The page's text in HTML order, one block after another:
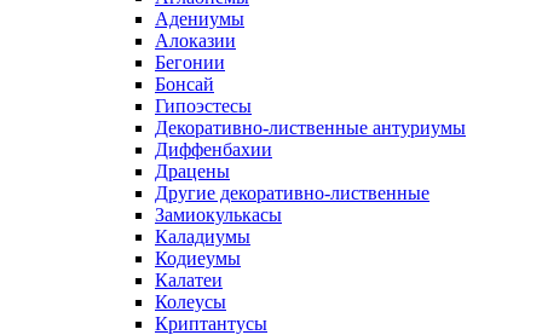
Адениумы
Алоказии
Бегонии
Бонсай
Гипоэстесы
Декоративно-лиственные антуриумы
Диффенбахии
Драцены
Другие декоративно-лиственные
Замиокулькасы
Каладиумы
Кодиеумы
Калатеи
Колеусы
Криптантусы